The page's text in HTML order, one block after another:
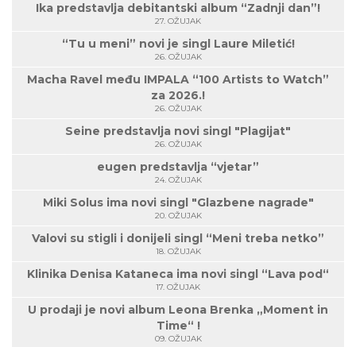
Ika predstavlja debitantski album “Zadnji dan”!
27. OŽUJAK
“Tu u meni” novi je singl Laure Miletić!
26. OŽUJAK
Macha Ravel među IMPALA “100 Artists to Watch”
za 2026.!
26. OŽUJAK
Seine predstavlja novi singl "Plagijat"
26. OŽUJAK
eugen predstavlja “vjetar”
24. OŽUJAK
Miki Solus ima novi singl "Glazbene nagrade"
20. OŽUJAK
Valovi su stigli i donijeli singl “Meni treba netko”
18. OŽUJAK
Klinika Denisa Kataneca ima novi singl “Lava pod“
17. OŽUJAK
U prodaji je novi album Leona Brenka „Moment in
Time“ !
09. OŽUJAK